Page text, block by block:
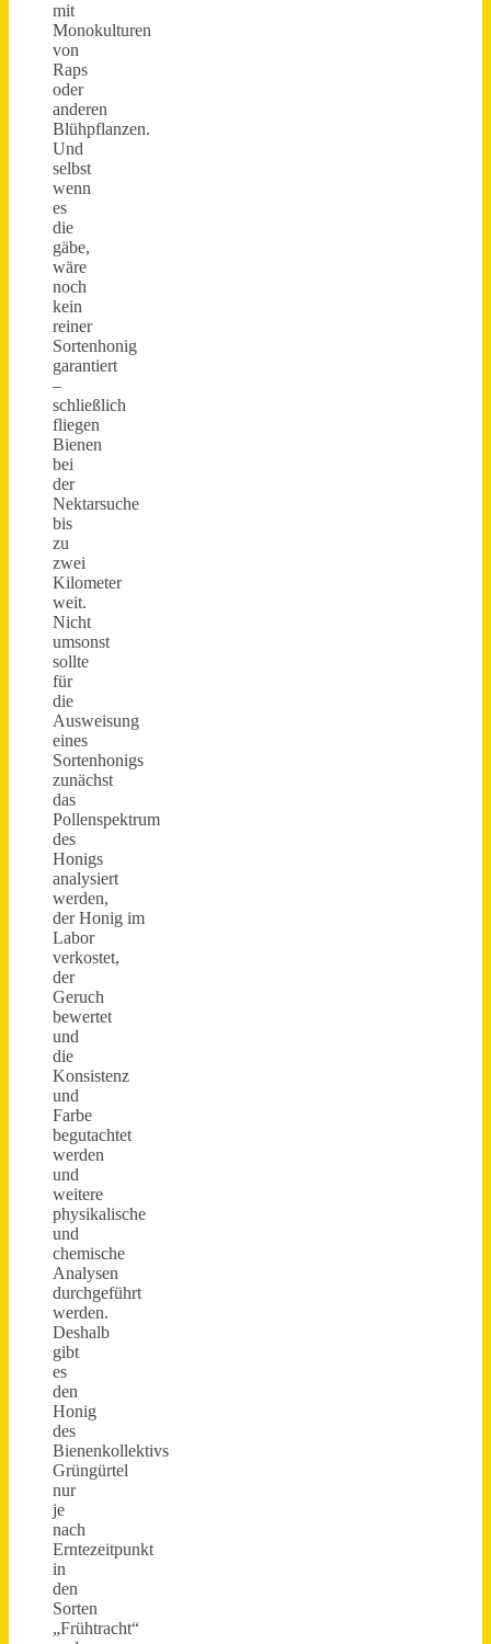
mit
Monokulturen
von
Raps
oder
anderen
Blühpflanzen.
Und
selbst
wenn
es
die
gäbe,
wäre
noch
kein
reiner
Sortenhonig
garantiert
–
schließlich
fliegen
Bienen
bei
der
Nektarsuche
bis
zu
zwei
Kilometer
weit.
Nicht
umsonst
sollte
für
die
Ausweisung
eines
Sortenhonigs
zunächst
das
Pollenspektrum
des
Honigs
analysiert
werden,
der Honig im
Labor
verkostet,
der
Geruch
bewertet
und
die
Konsistenz
und
Farbe
begutachtet
werden
und
weitere
physikalische
und
chemische
Analysen
durchgeführt
werden.
Deshalb
gibt
es
den
Honig
des
Bienenkollektivs
Grüngürtel
nur
je
nach
Erntezeitpunkt
in
den
Sorten
„Frühtracht“